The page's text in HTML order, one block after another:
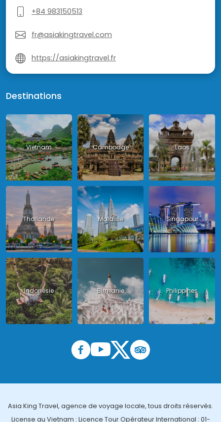
+84 983150513
fr@asiakingtravel.com
https://asiakingtravel.fr
Destinations
Vietnam Cambodge Laos
Thailande Malaisie Singapour
Indonésie Birmanie Philippines
Asia King Travel, agence de voyage locale, tous droits réservés.
License au Vietnam : Licence Tour Opérateur International : 01-